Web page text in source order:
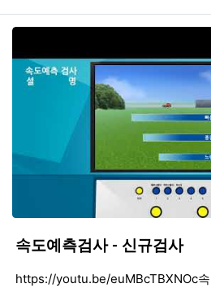
속도예측검사 - 신규검사
등록일
조회
https://youtu.be/euMBcTBXNOc